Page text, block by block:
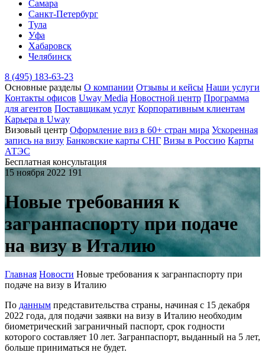
Самара
Санкт-Петербург
Тула
Уфа
Хабаровск
Челябинск
8 (495) 183-63-23
Основные разделы О компании Отзывы и кейсы Наши услуги
Контакты офисов Uway Media Новостной центр Программа
для агентов Поставщикам услуг Корпоративным клиентам
Карьера в Uway
Визовый центр Оформление виз в 60+ стран мира Ускоренная
запись на визу Банковские карты СНГ Визы в Россию Карты
АТЭС
Бесплатная консультация
15 ноября 2022 191
Новые требования к
загранпаспорту при подаче
на визу в Италию
Главная Новости Новые требования к загранпаспорту при
подаче на визу в Италию
По данным представительства страны, начиная с 15 декабря
2022 года, для подачи заявки на визу в Италию необходим
биометрический заграничный паспорт, срок годности
которого составляет 10 лет. Загранпаспорт, выданный на 5 лет,
больше приниматься не будет.